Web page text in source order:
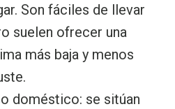
Son fáciles de llevar
suelen ofrecer una
más baja y menos
doméstico: se sitúan